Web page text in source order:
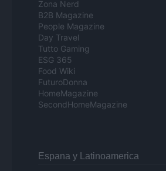
Zona Nerd
B2B Magazine
People Magazine
Day Travel
Tutto Gaming
ESG 365
Food Wiki
FuturoDonna
HomeMagazine
SecondHomeMagazine
Espana y Latinoamerica